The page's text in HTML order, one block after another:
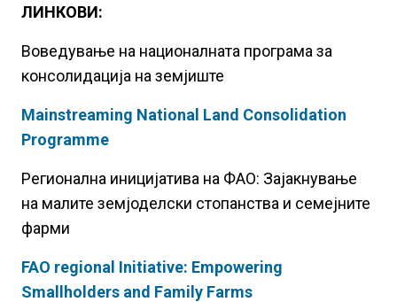
ЛИНКОВИ:
Воведување на националната програма за
консолидација на земјиште
Mainstreaming National Land Consolidation
Programme
Регионална иницијатива на ФАО: Зајакнување
на малите земјоделски стопанства и семејните
фарми
FAO regional Initiative: Empowering
Smallholders and Family Farms